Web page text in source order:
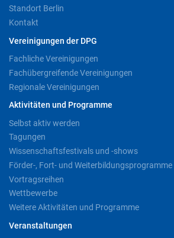
Standort Berlin
Kontakt
Vereinigungen der DPG
Fachliche Vereinigungen
Fachübergreifende Vereinigungen
Regionale Vereinigungen
Aktivitäten und Programme
Selbst aktiv werden
Tagungen
Wissenschaftsfestivals und -shows
Förder-, Fort- und Weiterbildungsprogramme
Vortragsreihen
Wettbewerbe
Weitere Aktivitäten und Programme
Veranstaltungen